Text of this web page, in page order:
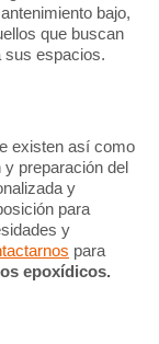
bajo,
que buscan
sus espacios.
existen así como
preparación del
y
para
y
para
epoxídicos.